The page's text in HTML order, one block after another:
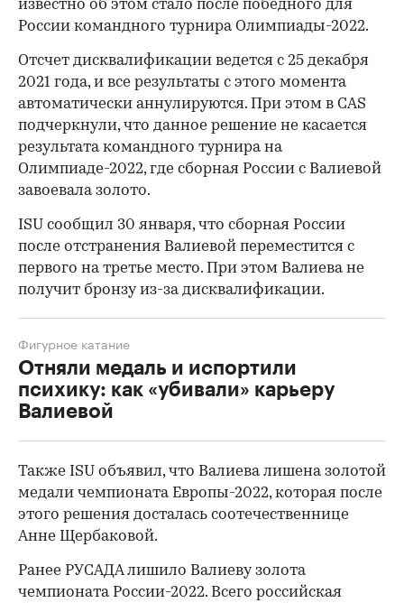
известно об этом стало после победного для
России командного турнира Олимпиады-2022.
Отсчет дисквалификации ведется с 25 декабря
2021 года, и все результаты с этого момента
автоматически аннулируются. При этом в CAS
подчеркнули, что данное решение не касается
результата командного турнира на
Олимпиаде-2022, где сборная России с Валиевой
завоевала золото.
ISU сообщил 30 января, что сборная России
после отстранения Валиевой переместится с
первого на третье место. При этом Валиева не
получит бронзу из-за дисквалификации.
Отняли медаль и испортили
психику: как «убивали» карьеру
Валиевой
Фигурное катание
Также ISU объявил, что Валиева лишена золотой
медали чемпионата Европы-2022, которая после
этого решения досталась соотечественнице
Анне Щербаковой.
Ранее РУСАДА лишило Валиеву золота
чемпионата России-2022. Всего российская